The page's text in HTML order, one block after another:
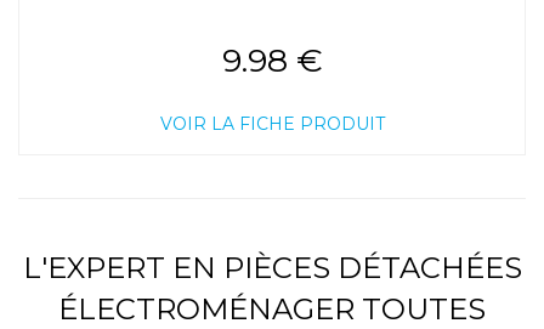
9.98 €
VOIR LA FICHE PRODUIT
L'EXPERT EN PIÈCES DÉTACHÉES
ÉLECTROMÉNAGER TOUTES